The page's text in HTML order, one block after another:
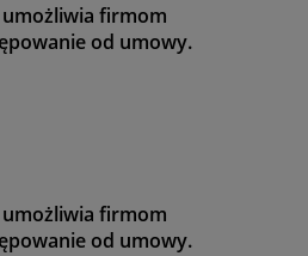
umożliwia firmom
od umowy.
umożliwia firmom
od umowy.